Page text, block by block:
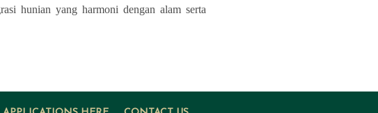
hunian yang harmoni dengan alam serta